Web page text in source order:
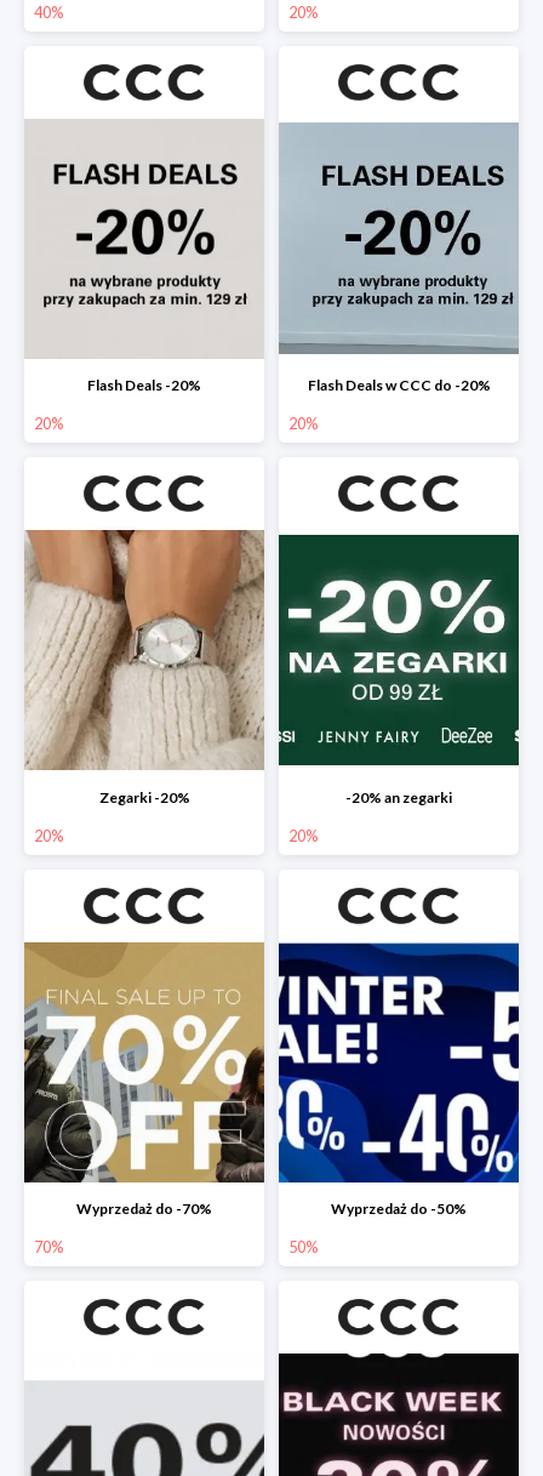
40% 20%
Flash Deals -20%
20%
Flash Deals w CCC do -20%
20%
Zegarki -20%
20%
-20% an zegarki
20%
Wyprzedaż do -70%
70%
Wyprzedaż do -50%
50%